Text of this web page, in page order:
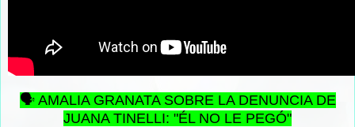
🗣️ AMALIA GRANATA SOBRE LA DENUNCIA DE
JUANA TINELLI: "ÉL NO LE PEGÓ"